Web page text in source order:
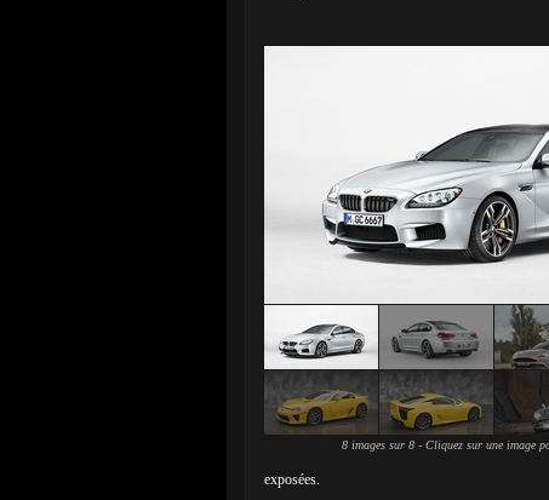
8 images sur 8 - Cliquez sur une image
exposées.